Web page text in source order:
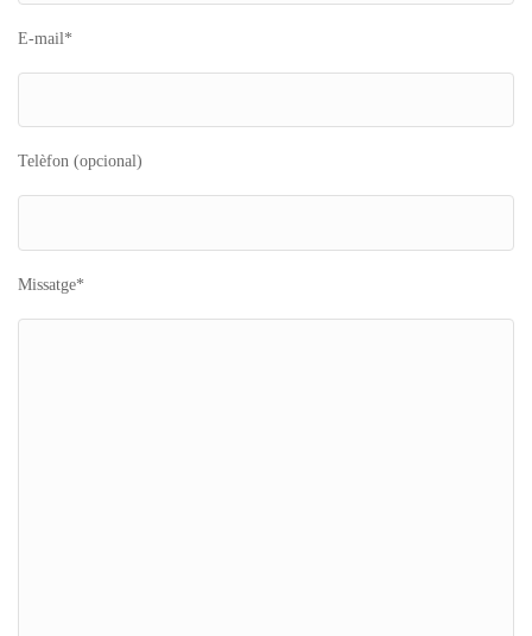
E-mail*
Telèfon (opcional)
Missatge*